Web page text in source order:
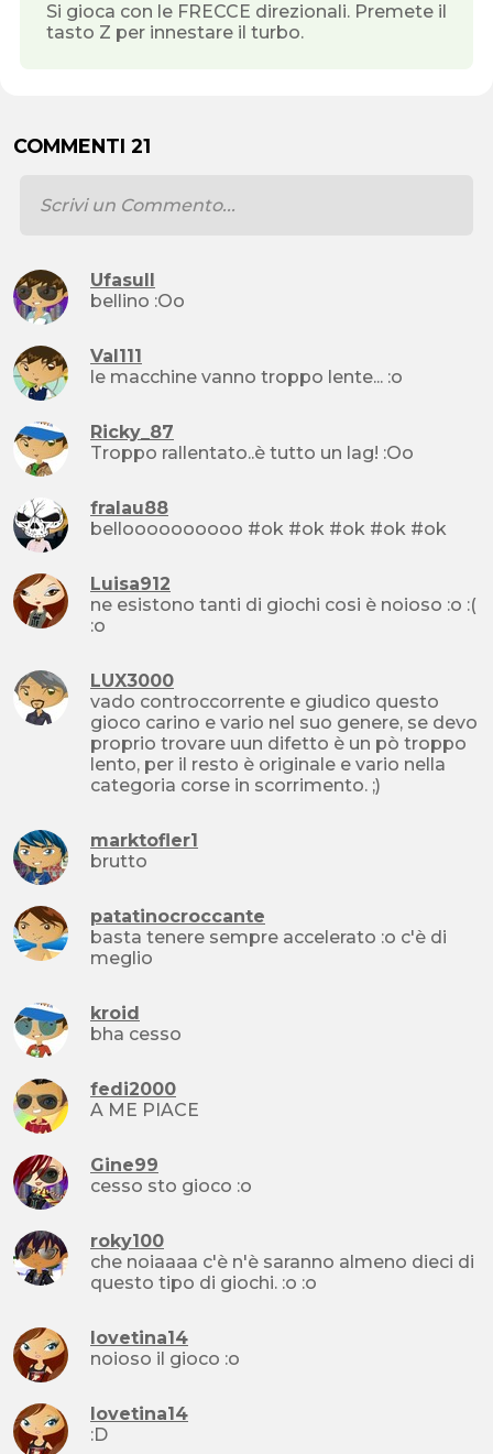
Si gioca con le FRECCE direzionali. Premete il
tasto Z per innestare il turbo.
COMMENTI 21
Ufasull
bellino :Oo
Val111
le macchine vanno troppo lente... :o
Ricky_87
Troppo rallentato..è tutto un lag! :Oo
fralau88
belloooooooooo #ok #ok #ok #ok #ok
Luisa912
ne esistono tanti di giochi cosi è noioso :o :(
:o
LUX3000
vado controccorrente e giudico questo
gioco carino e vario nel suo genere, se devo
proprio trovare uun difetto è un pò troppo
lento, per il resto è originale e vario nella
categoria corse in scorrimento. ;)
marktofler1
brutto
patatinocroccante
basta tenere sempre accelerato :o c'è di
meglio
kroid
bha cesso
fedi2000
A ME PIACE
Gine99
cesso sto gioco :o
roky100
che noiaaaa c'è n'è saranno almeno dieci di
questo tipo di giochi. :o :o
lovetina14
noioso il gioco :o
lovetina14
:D